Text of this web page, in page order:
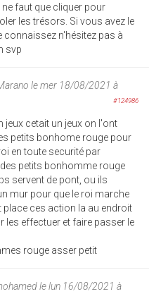
ne faut que cliquer pour
les trésors. Si vous avez le
connaissez n'hésitez pas à
svp
le mer 18/08/2021 à
#124986
jeux cetait un jeux on l'ont
petits bonhome rouge pour
en toute securité par
petits bonhomme rouge
servent de pont, ou ils
mur pour que le roi marche
place ces action la au endroit
les effectuer et faire passer le
rouge asser petit
le lun 16/08/2021 à